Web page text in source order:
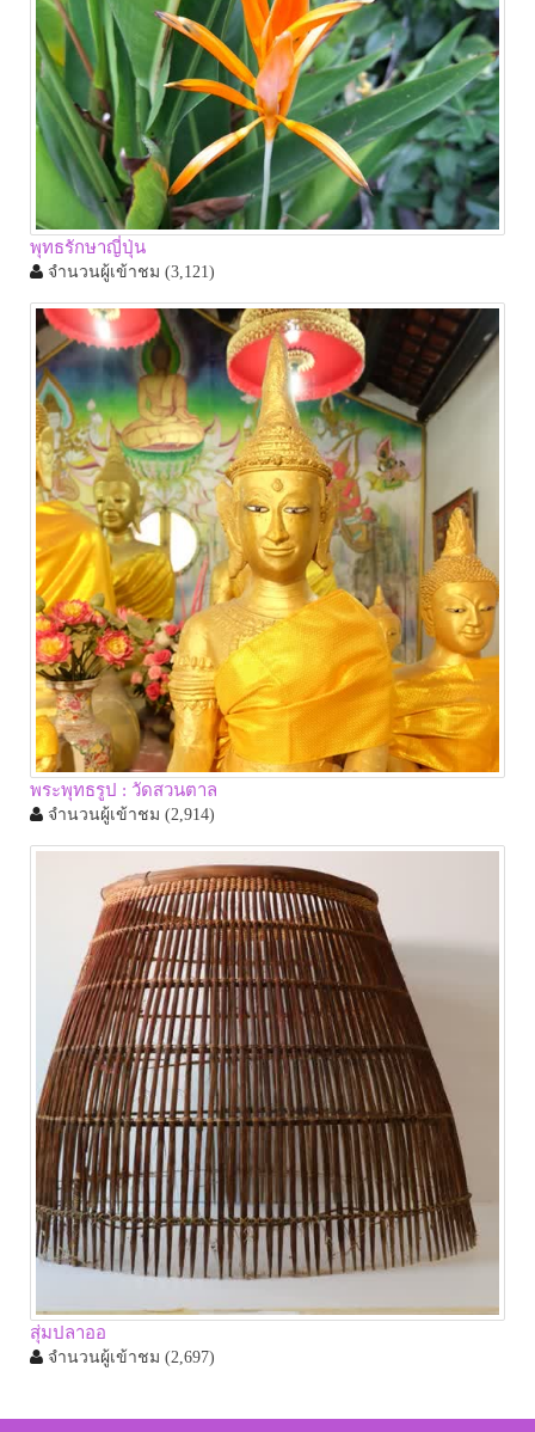
พุทธรักษาญี่ปุ่น
จำนวนผู้เข้าชม (3,121)
พระพุทธรูป : วัดสวนตาล
จำนวนผู้เข้าชม (2,914)
สุ่มปลาออ
จำนวนผู้เข้าชม (2,697)